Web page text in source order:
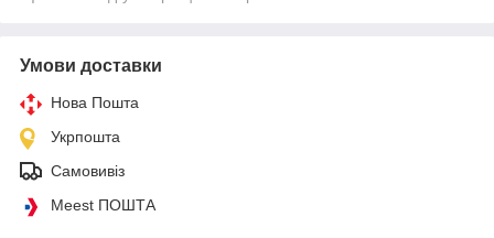
Умови доставки
Нова Пошта
Укрпошта
Самовивіз
Meest ПОШТА